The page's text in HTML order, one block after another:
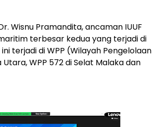
Wisnu Pramandita, ancaman IUUF
terbesar kedua yang terjadi di
terjadi di WPP (Wilayah Pengelolaan
Utara, WPP 572 di Selat Malaka dan